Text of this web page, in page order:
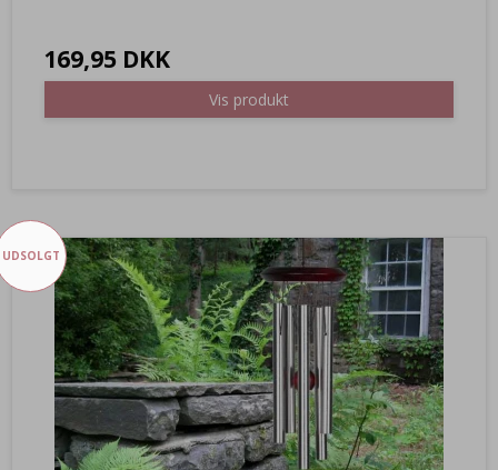
169,95 DKK
Vis produkt
UDSOLGT